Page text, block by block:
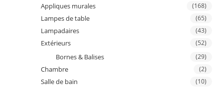
Appliques murales (168)
Lampes de table (65)
Lampadaires (43)
Extérieurs (52)
Bornes & Balises (29)
Chambre (2)
Salle de bain (10)